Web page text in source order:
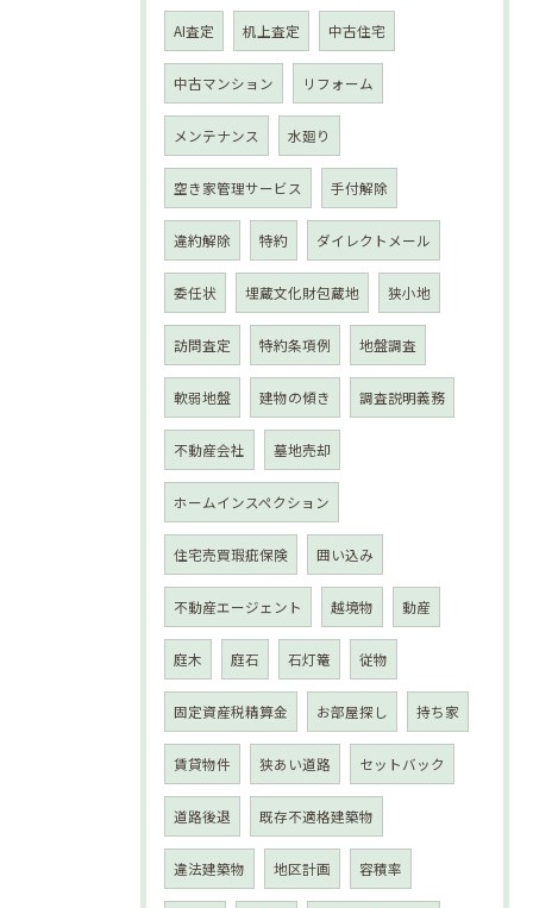
AI査定 机上査定 中古住宅
中古マンション リフォーム
メンテナンス 水廻り
空き家管理サービス 手付解除
違約解除 特約 ダイレクトメール
委任状 埋蔵文化財包蔵地 狭小地
訪問査定 特約条項例 地盤調査
軟弱地盤 建物の傾き 調査説明義務
不動産会社 墓地売却
ホームインスペクション
住宅売買瑕疵保険 囲い込み
不動産エージェント 越境物 動産
庭木 庭石 石灯篭 従物
固定資産税精算金 お部屋探し 持ち家
賃貸物件 狭あい道路 セットバック
道路後退 既存不適格建築物
違法建築物 地区計画 容積率